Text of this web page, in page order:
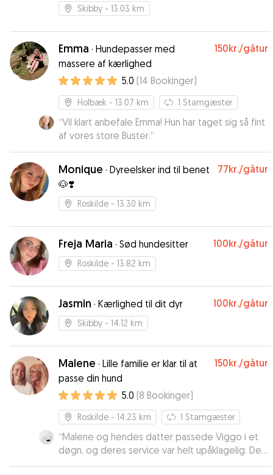
Skibby - 13.03 km
Emma · Hundepasser med
massere af kærlighed
150kr./gåtur
5.0 (14 Bookinger)
Holbæk - 13.07 km 1 Stamgæster
“Vil klart anbefale Emma! Hun har taget sig så fint
af vores store Buster.”
Monique · Dyreelsker ind til benet
🐶❣️
77kr./gåtur
Roskilde - 13.30 km
Freja Maria · Sød hundesitter 100kr./gåtur
Roskilde - 13.82 km
Jasmin · Kærlighed til dit dyr 100kr./gåtur
Skibby - 14.12 km
Malene · Lille familie er klar til at
passe din hund
150kr./gåtur
5.0 (8 Bookinger)
Roskilde - 14.23 km 1 Stamgæster
“Malene og hendes datter passede Viggo i et
døgn, og deres service var helt upåklagelig. Det
er meget tydeligt, at familien elsker hunde, så vi